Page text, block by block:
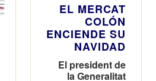
EL MERCAT
COLÓN
ENCIENDE SU
NAVIDAD
El president de
la Generalitat